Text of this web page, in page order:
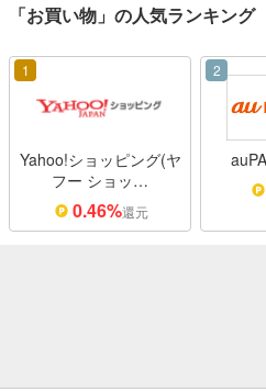
「お買い物」の人気ランキング
1
Yahoo!ショッピング(ヤ
フー ショッ…
0.46%還元
2